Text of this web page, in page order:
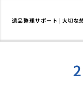
遺品整理サポート | 大切な